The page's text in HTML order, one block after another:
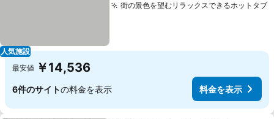
人気施設
街の景色を望むリラックスできるホットタブ
最安値 ￥14,536
6件のサイトの料金を表示 料金を表示